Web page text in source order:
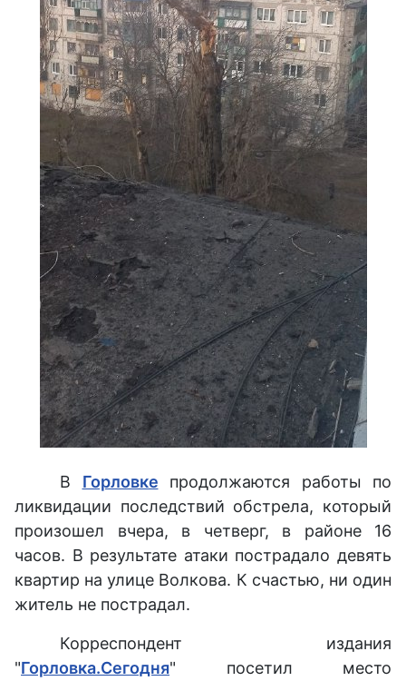
В Горловке продолжаются работы по
ликвидации последствий обстрела, который
произошел вчера, в четверг, в районе 16
часов. В результате атаки пострадало девять
квартир на улице Волкова. К счастью, ни один
житель не пострадал.
Корреспондент издания
"Горловка.Сегодня" посетил место